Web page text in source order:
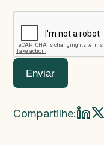
Marca da máquina
Modelo da máquina
Ano de fabricação
Valor da máquina
Enviar
Compartilhe: